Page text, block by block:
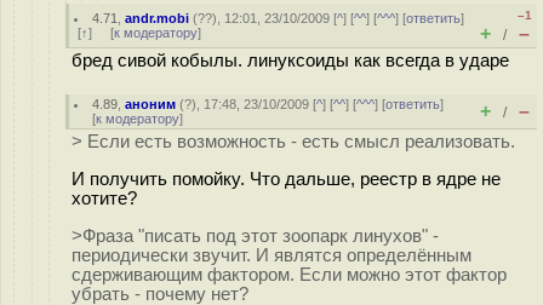
4.71 ,andr.mobi (??), 12:01, 23/10/2009 [^] [^^] [^^^] [ответить]
[↑] [к модератору]
–1
+ / –
бред сивой кобылы. линуксоиды как всегда в ударе
4.89 ,аноним (?), 17:48, 23/10/2009 [^] [^^] [^^^] [ответить]
[к модератору] + / –
> Если есть возможность - есть смысл реализовать.
И получить помойку. Что дальше, реестр в ядре не
хотите?
>Фраза "писать под этот зоопарк линухов" -
периодически звучит. И являтся определённым
сдерживающим фактором. Если можно этот фактор
убрать - почему нет?